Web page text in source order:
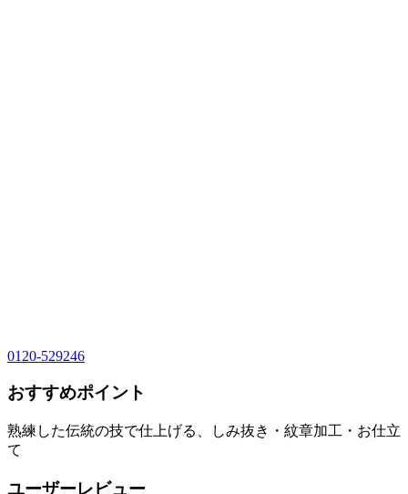
0120-529246
おすすめポイント
熟練した伝統の技で仕上げる、しみ抜き・紋章加工・お仕立
て
ユーザーレビュー